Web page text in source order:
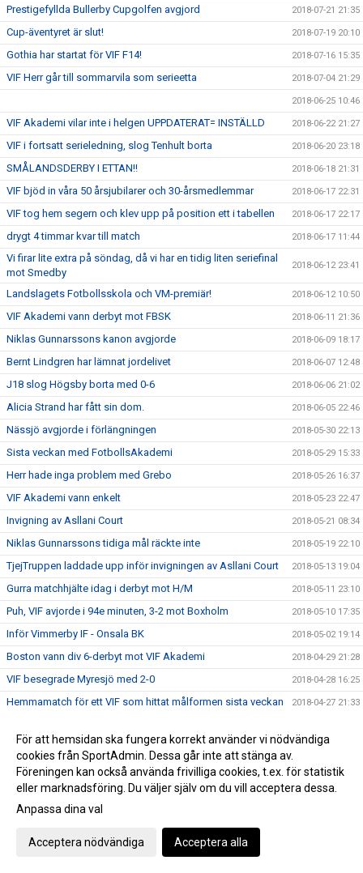
Prestigefyllda Bullerby Cupgolfen avgjord 2018-07-21 21:35
Cup-äventyret är slut! 2018-07-19 20:10
Gothia har startat för VIF F14! 2018-07-16 15:35
VIF Herr går till sommarvila som serieetta 2018-07-04 21:29
2018-06-25 10:46
VIF Akademi vilar inte i helgen UPPDATERAT= INSTÄLLD 2018-06-22 21:27
VIF i fortsatt serieledning, slog Tenhult borta 2018-06-20 23:18
SMÅLANDSDERBY I ETTAN!! 2018-06-18 21:31
VIF bjöd in våra 50 årsjubilarer och 30-årsmedlemmar 2018-06-17 22:31
VIF tog hem segern och klev upp på position ett i tabellen 2018-06-17 22:17
drygt 4 timmar kvar till match 2018-06-17 11:44
Vi firar lite extra på söndag, då vi har en tidig liten seriefinal
mot Smedby
2018-06-12 23:41
Landslagets Fotbollsskola och VM-premiär! 2018-06-12 10:50
VIF Akademi vann derbyt mot FBSK 2018-06-11 21:36
Niklas Gunnarssons kanon avgjorde 2018-06-09 18:17
Bernt Lindgren har lämnat jordelivet 2018-06-07 12:48
J18 slog Högsby borta med 0-6 2018-06-06 21:02
Alicia Strand har fått sin dom. 2018-06-05 22:46
Nässjö avgjorde i förlängningen 2018-05-30 22:13
Sista veckan med FotbollsAkademi 2018-05-29 15:33
Herr hade inga problem med Grebo 2018-05-26 16:37
VIF Akademi vann enkelt 2018-05-23 22:47
Invigning av Asllani Court 2018-05-21 08:34
Niklas Gunnarssons tidiga mål räckte inte 2018-05-19 22:10
TjejTruppen laddade upp inför invigningen av Asllani Court 2018-05-13 19:04
Gurra matchhjälte idag i derbyt mot H/M 2018-05-11 23:10
Puh, VIF avjorde i 94e minuten, 3-2 mot Boxholm 2018-05-10 17:35
Inför Vimmerby IF - Onsala BK 2018-05-02 19:14
Boston vann div 6-derbyt mot VIF Akademi 2018-04-29 21:28
VIF besegrade Myresjö med 2-0 2018-04-28 16:25
Hemmamatch för ett VIF som hittat målformen sista veckan 2018-04-27 21:33
Öppettider på kansliet Valborg och 1:a maj 2018-04-26 14:47
Historisk seger för Akademilaget 2018-04-22 22:23
Herr vände ett 1-0 underläge till storseger 1-6 2018-04-21 19:53
Dam tappade greppet i 2a och fick en försmädlig
Landslagets Fotbollsskola 2018
För att hemsidan ska fungera korrekt använder vi nödvändiga
cookies från SportAdmin. Dessa går inte att stänga av.
Föreningen kan också använda frivilliga cookies, t.ex. för statistik
eller marknadsföring. Du väljer själv om du vill acceptera dessa.
Anpassa dina val
Acceptera nödvändiga Acceptera alla